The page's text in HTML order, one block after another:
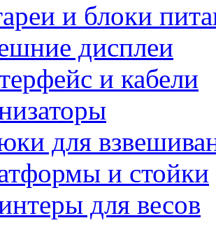
и блоки
дисплеи
и кабели
для
и стойки
для весов